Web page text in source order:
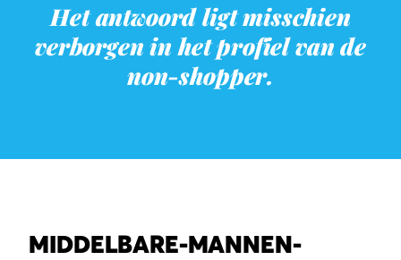
Het antwoord ligt misschien
verborgen in het profiel van de
non-shopper.
MIDDELBARE-MANNEN-